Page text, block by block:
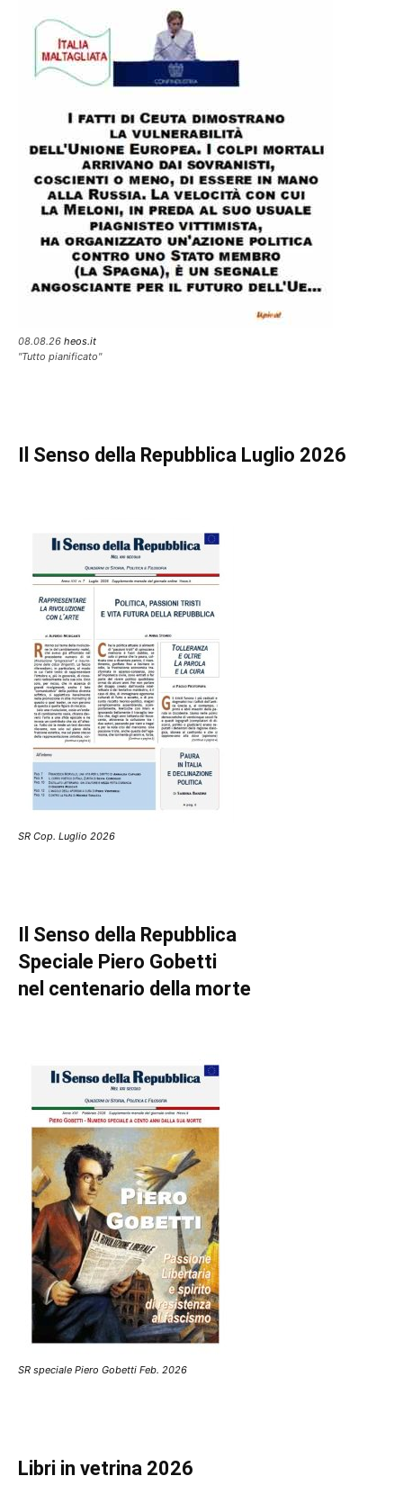
08.08.26 heos.it
"Tutto pianificato"
Il Senso della Repubblica Luglio 2026
SR Cop. Luglio 2026
Il Senso della Repubblica
Speciale Piero Gobetti
nel centenario della morte
SR speciale Piero Gobetti Feb. 2026
Libri in vetrina 2026